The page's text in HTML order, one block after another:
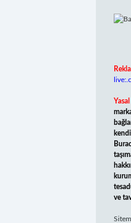
Yasal
ve